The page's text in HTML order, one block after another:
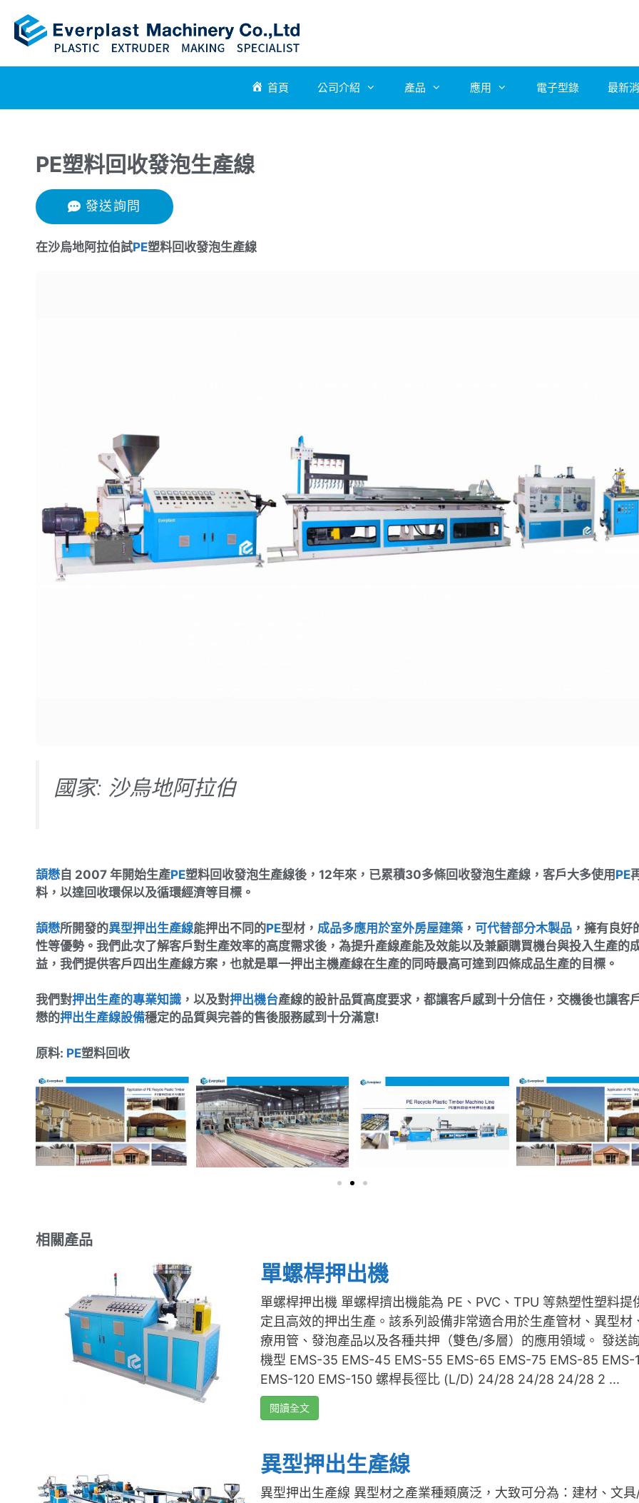
首頁 公司介紹 產品 應用 電子型錄 最新
PE塑料回收發泡生產線
發送詢問
在沙烏地阿拉伯試PE塑料回收發泡生產線
國家: 沙烏地阿拉伯
頡懋自 2007 年開始生產PE塑料回收發泡生產線後，12年來，已累積30多條回收發泡生產線，客戶大多使用 PE
料，以達回收環保以及循環經濟等目標。
頡懋所開發的異型押出生產線能押出不同的PE型材， 成品多應用於室外房屋建築 ， 可代替部分木製品 ，擁有良好
性等優勢。我們此次了解客戶對生產效率的高度需求後，為提升產線產能及效能以及兼顧購買機台與投入生產的
益，我們提供客戶四出生產線方案，也就是單一押出主機產線在生產的同時最高可達到四條成品生產的目標。
我們對押出生產的專業知識 ，以及對押出機台產線的設計品質高度要求，都讓客戶感到十分信任，交機後也讓客
懋的押出生產線設備穩定的品質與完善的售後服務感到十分滿意!
原料:​ PE塑料回收
相關產品
單螺桿押出機
單螺桿押出機 單螺桿擠出機能為 PE、PVC、TPU 等熱塑性塑料提
定且高效的押出生產。該系列設備非常適合用於生產管材、異型材
療用管、發泡產品以及各種共押（雙色/多層）的應用領域。 發送
機型 EMS-35 EMS-45 EMS-55 EMS-65 EMS-75 EMS-85 EMS-
EMS-120 EMS-150 螺桿長徑比 (L/D) 24/28 24/28 24/28 2 ...
閱讀全文
異型押出生產線
異型押出生產線 異型材之產業種類廣泛，大致可分為：建材、文